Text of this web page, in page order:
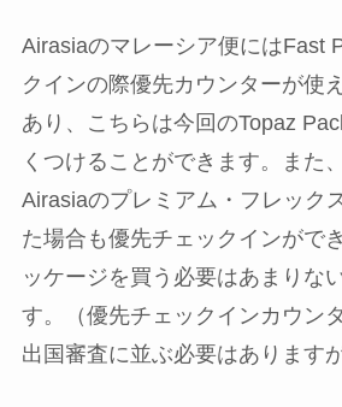
Airasiaのマレーシア便にはFast
クインの際優先カウンターが使
あり、こちらは今回のTopaz
くつけることができます。また
Airasiaのプレミアム・フレック
た場合も優先チェックインがで
ッケージを買う必要はあまりな
す。（優先チェックインカウン
出国審査に並ぶ必要はありますが